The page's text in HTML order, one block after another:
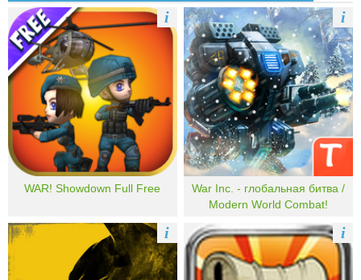
WAR! Showdown Full Free
i
War Inc. - глобальная битва /
Modern World Combat!
i
i i